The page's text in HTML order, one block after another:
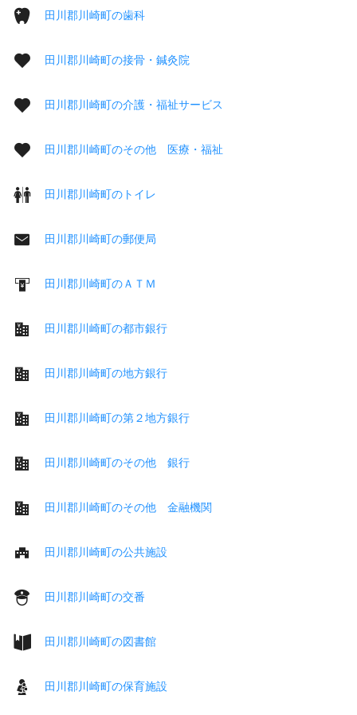
田川郡川崎町の歯科
田川郡川崎町の接骨・鍼灸院
田川郡川崎町の介護・福祉サービス
田川郡川崎町のその他 医療・福祉
田川郡川崎町のトイレ
田川郡川崎町の郵便局
田川郡川崎町のＡＴＭ
田川郡川崎町の都市銀行
田川郡川崎町の地方銀行
田川郡川崎町の第２地方銀行
田川郡川崎町のその他 銀行
田川郡川崎町のその他 金融機関
田川郡川崎町の公共施設
田川郡川崎町の交番
田川郡川崎町の図書館
田川郡川崎町の保育施設